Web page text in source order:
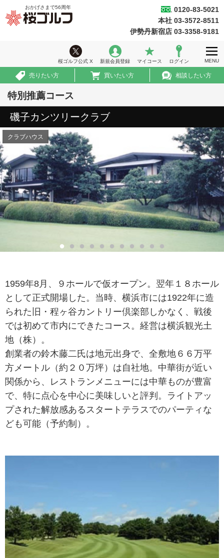
ホーム
ウィークリー情報
ゴルフ会員権情報
初めての方へ
法人のお客様
会社案内
採用情報
おかげさまで56 周年
桜ゴルフ公式 X 新規会員登録 マイコース ログイン MENU
0120-83-5021
本社 03-3572-8511
伊勢丹新宿店 03-3358-9181
売りたい方 買いたい方 相談したい方
特別推薦コース
磯子カンツリークラブ
クラブハウス
1959年8月、９ホールで仮オープン。翌年１８ホール
として正式開場した。当時、横浜市には1922年に造
られた旧・程ヶ谷カントリー倶楽部しかなく、戦後
では初めて市内にできたコース。経営は横浜観光土
地（株）。
創業者の鈴木藤二氏は地元出身で、全敷地６６万平
方メートル（約２０万坪）は自社地。中華街が近い
関係から、レストランメニューには中華ものが豊富
で、特に点心を中心に美味しいと評判。ライトアッ
プされた解放感あるスタートテラスでのパーティな
ども可能（予約制）。